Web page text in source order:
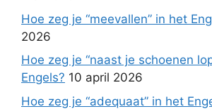
Hoe zeg je “meevallen” in het
2026
Hoe zeg je “naast je schoenen
Engels? 10 april 2026
Hoe zeg je “adequaat” in het